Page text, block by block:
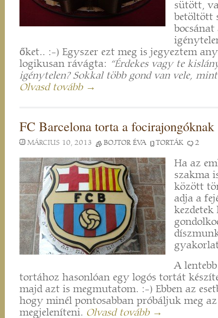
sütött,
betöltött
őket.. :-) Egyszer ezt meg is jegyeztem
logikusan rávágta: “Érdekes vagy te
igénytelen? Sokkal több gond van vele,
Olvasd tovább →
FC Barcelona torta a focirajongóknak
MÁRCIUS 10, 2013 BOJTOR ÉVA TORTÁK 2
Ha az
szakma
között
adja a
kezdetek
A
tortához hasonlóan egy logós tortát
majd azt is megmutatom. :-) Ebben az
hogy minél pontosabban próbáljuk meg
megjeleníteni. Olvasd tovább →